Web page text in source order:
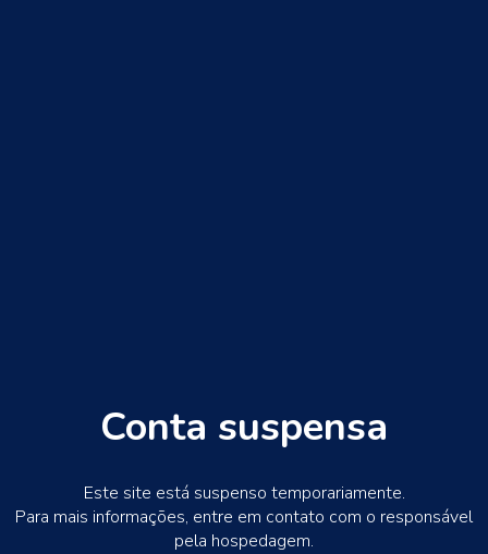
Conta suspensa
Este site está suspenso temporariamente.
Para mais informações, entre em contato com o responsável
pela hospedagem.